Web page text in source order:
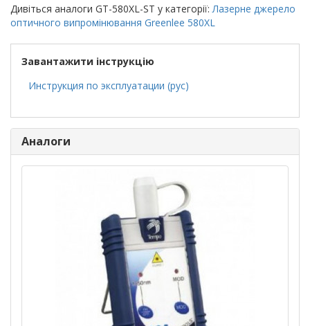
Дивіться аналоги GT-580XL-ST у категорії:Лазерне джерело
оптичного випромінювання Greenlee 580XL
Завантажити інструкцію
Инструкция по эксплуатации (рус)
Аналоги